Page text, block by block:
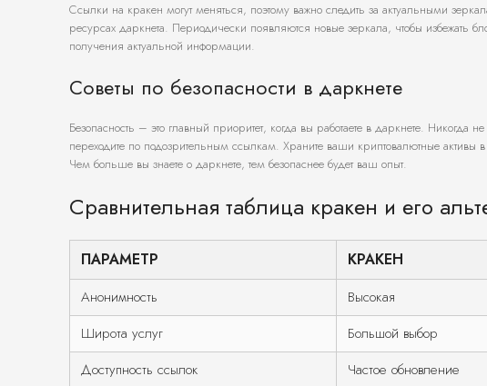
Ссылки на кракен могут меняться, поэтому важно следить за актуальными
ресурсах даркнета. Периодически появляются новые зеркала, чтобы избежать
получения актуальной информации.
Советы по безопасности в даркнете
Безопасность – это главный приоритет, когда вы работаете в даркнете.
переходите по подозрительным ссылкам. Храните ваши криптовалютные
Чем больше вы знаете о даркнете, тем безопаснее будет ваш опыт.
Сравнительная таблица кракен и его
ПАРАМЕТР КРАКЕН
Анонимность Высокая
Широта услуг
Большой выбор
Доступность ссылок
Частое обновление